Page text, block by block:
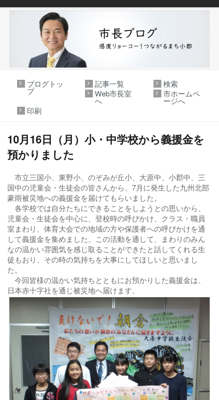
ブログトッ
プ
記事一覧
検索
Web市長室
へ
市ホームペ
ージへ
印刷
10月16日（月）小・中学校から義援金を
預かりました
市立三国小、東野小、のぞみが丘小、大原中、小郡中、三
国中の児童会・生徒会の皆さんから、7月に発生した九州北部
豪雨被災地への義援金を届けてもらいました。
各学校では自分たちにできることをしようとの思いから、
児童会・生徒会を中心に、登校時の呼びかけ、クラス・職員
室まわり、体育大会での地域の方や保護者への呼びかけを通
して義援金を集めました。この活動を通して、まわりのみん
なの温かい雰囲気を感じ取ることができたと話してくれる生
徒もおり、その時の気持ちを大事にしてほしいと思いまし
た。
今回皆様の温かい気持ちとともにお預かりした義援金は、
日本赤十字社を通じ被災地へ届けます。